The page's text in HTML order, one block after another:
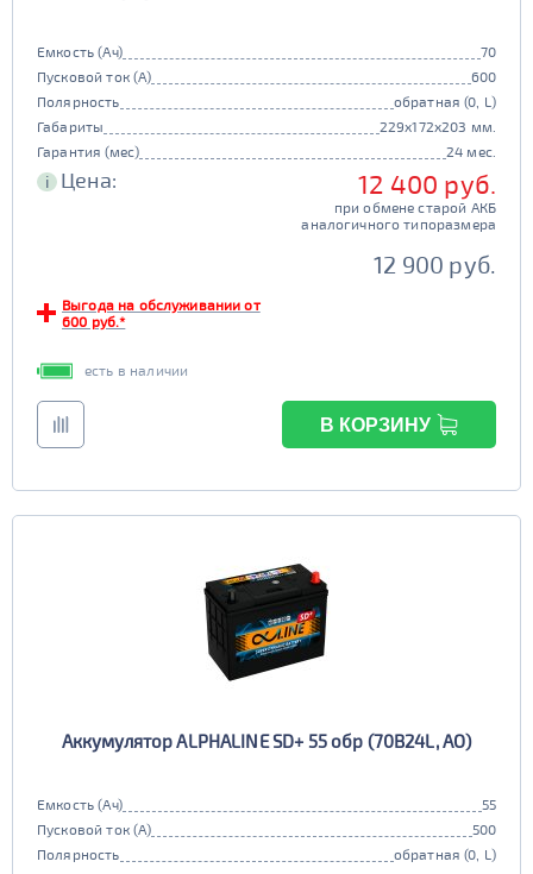
Емкость (Ач)
70
Пусковой ток (А)
600
Полярность
обратная (0, L)
Габариты
229x172x203 мм.
Гарантия (мес)
24 мес.
i Цена: 12 400 руб.
при обмене старой АКБ
аналогичного типоразмера
12 900 руб.
Выгода на обслуживании от
600 руб.*
есть в наличии
В КОРЗИНУ
Аккумулятор ALPHALINE SD+ 55 обр (70B24L, AO)
Емкость (Ач)
55
Пусковой ток (А)
500
Полярность
обратная (0, L)